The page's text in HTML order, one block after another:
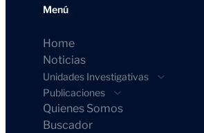
Menú
Home
Noticias
Unidades Investigativas
Publicaciones
Quienes Somos
Buscador